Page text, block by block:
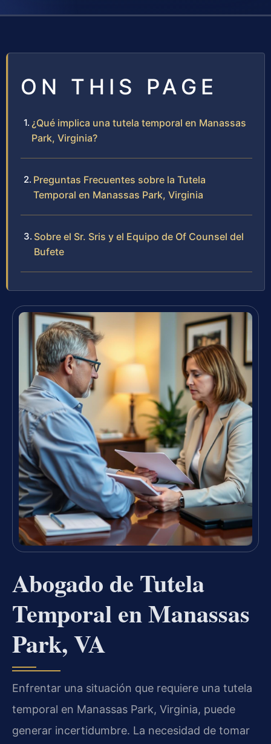
ON THIS PAGE
¿Qué implica una tutela temporal en Manassas
Park, Virginia?
Preguntas Frecuentes sobre la Tutela
Temporal en Manassas Park, Virginia
Sobre el Sr. Sris y el Equipo de Of Counsel del
Bufete
Abogado de Tutela
Temporal en Manassas
Park, VA
Enfrentar una situación que requiere una tutela
temporal en Manassas Park, Virginia, puede
generar incertidumbre. La necesidad de tomar